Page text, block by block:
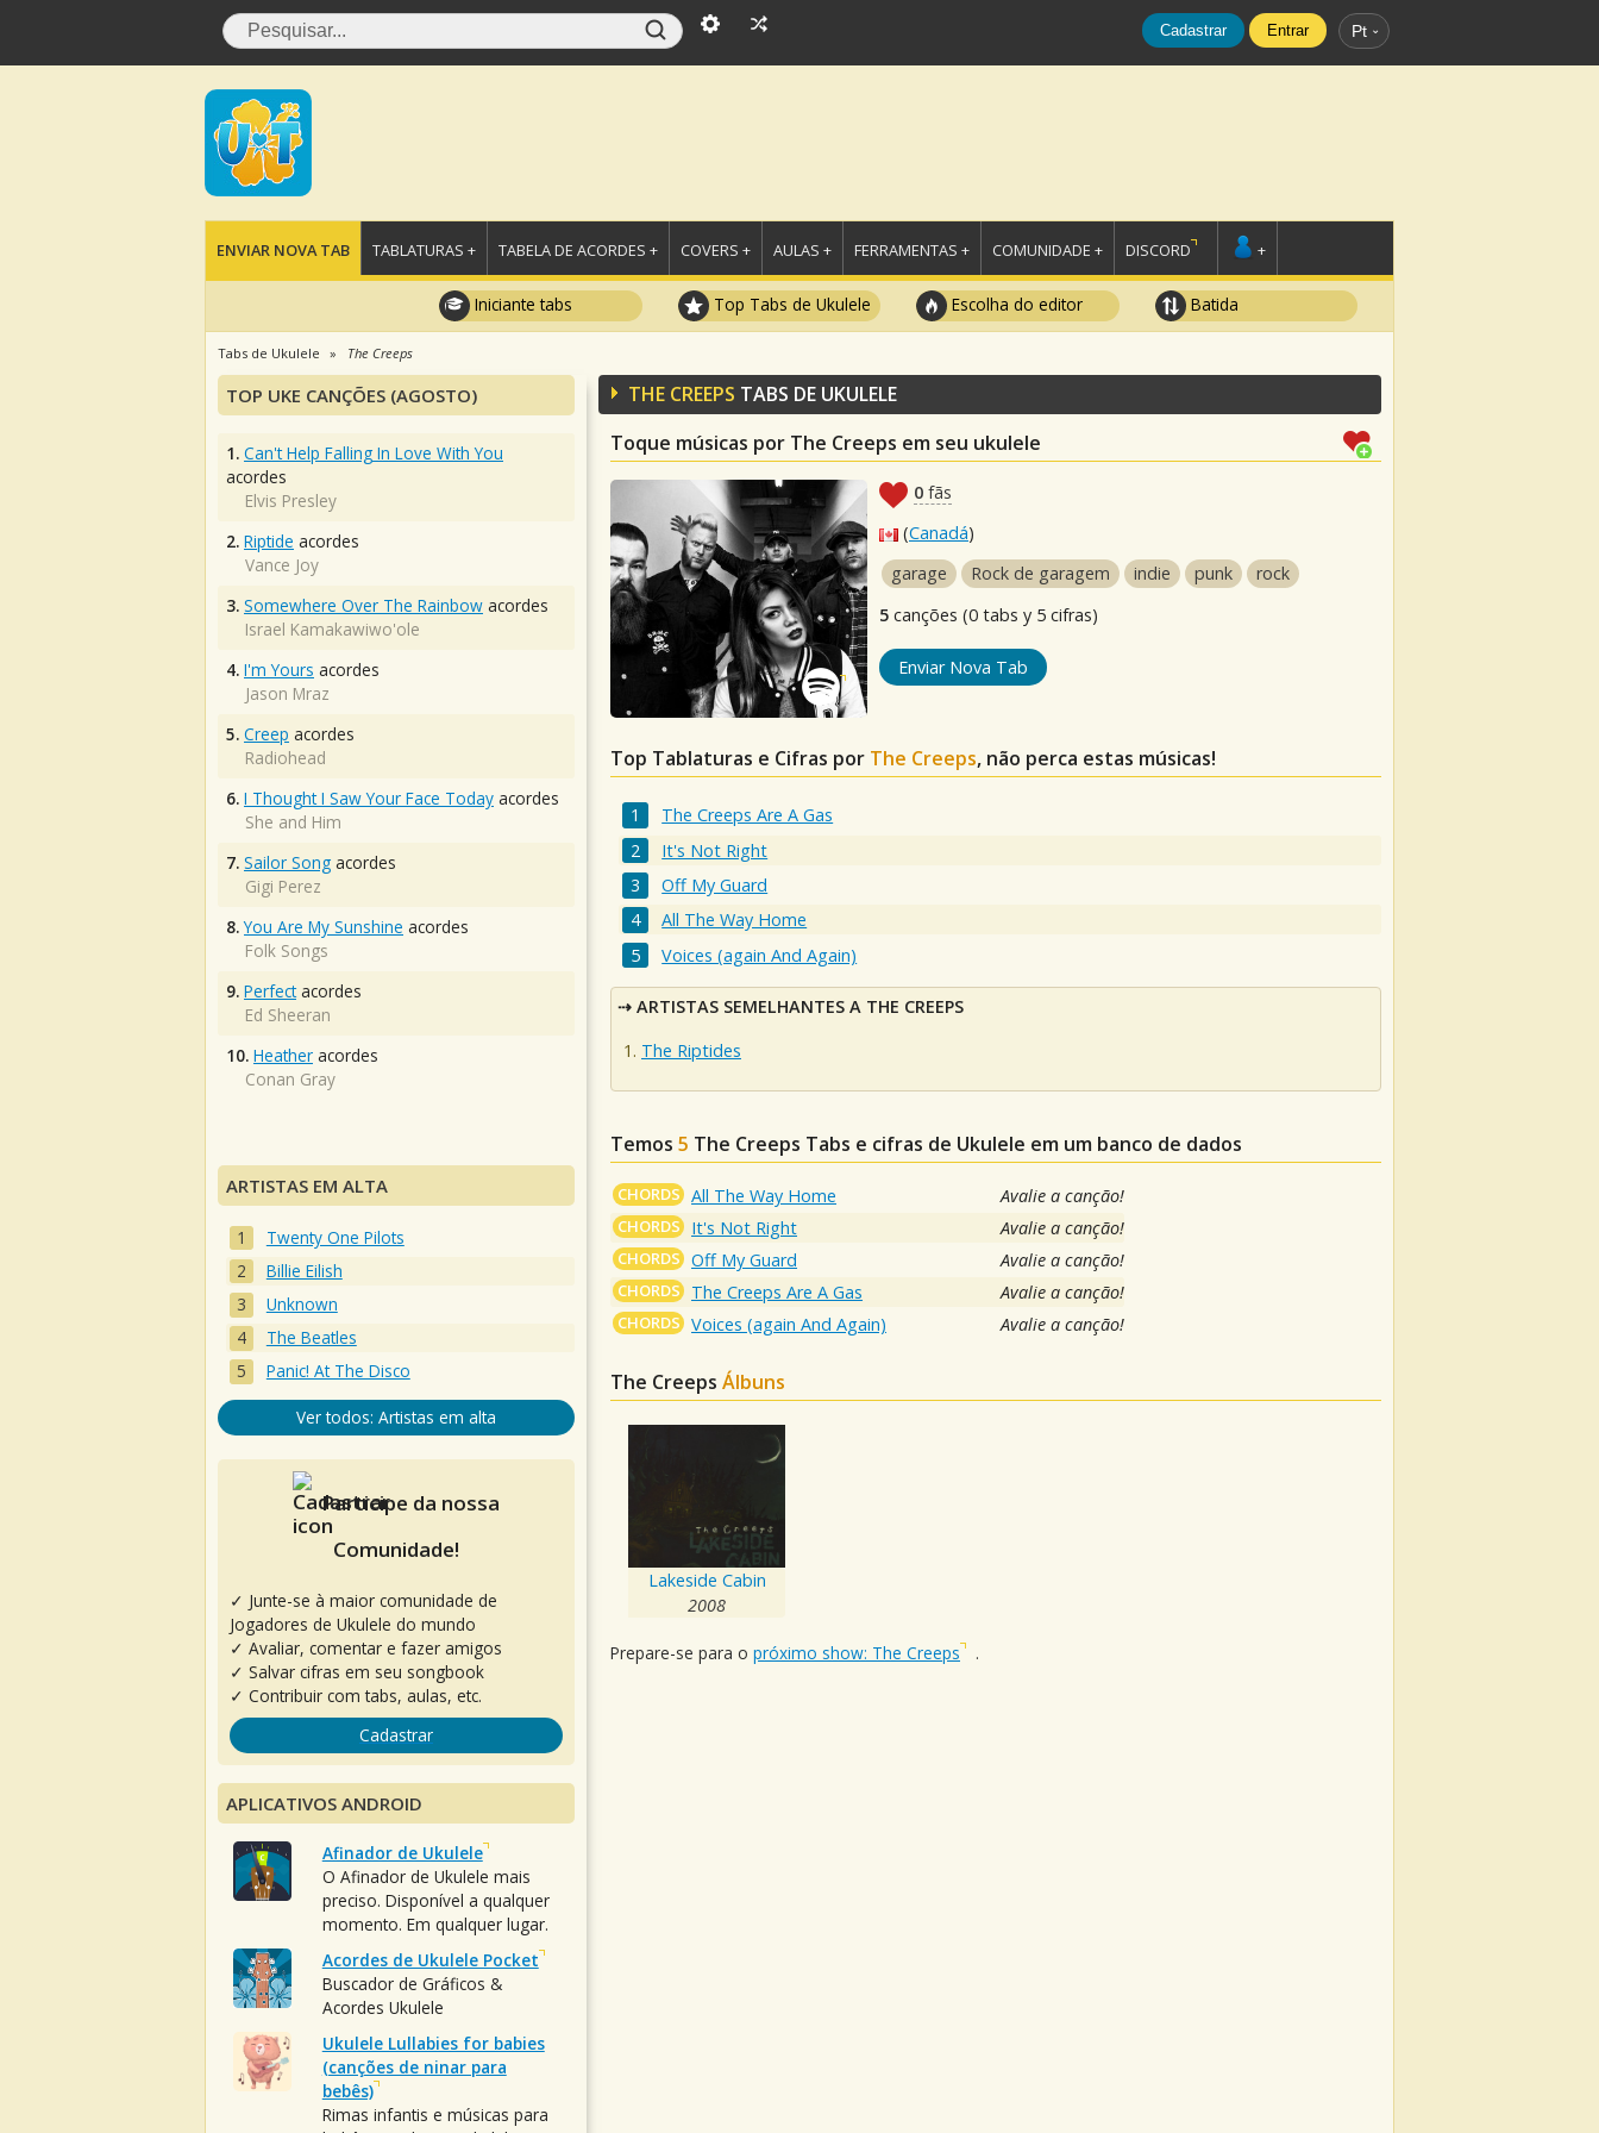
Cadastrar Entrar Pt
ENVIAR NOVA TAB TABLATURAS + TABELA DE ACORDES + COVERS + AULAS + FERRAMENTAS + COMUNIDADE + DISCORD +
Iniciante tabs Top Tabs de Ukulele Escolha do editor Batida
Tabs de Ukulele The Creeps
THE CREEPS TABS DE UKULELE
Toque músicas por The Creeps em seu ukulele
0 fãs
(Canadá)
garage
Rock de garagem indie punk
rock
5 canções (0 tabs y 5 cifras)
Enviar Nova Tab
Top Tablaturas e Cifras por The Creeps, não perca estas músicas!
The Creeps Are A Gas
It's Not Right
Off My Guard
All The Way Home
Voices (again And Again)
ARTISTAS SEMELHANTES A THE CREEPS
The Riptides
Temos 5 The Creeps Tabs e cifras de Ukulele em um banco de dados
CHORDS All The Way Home Avalie a canção!
CHORDS It's Not Right Avalie a canção!
CHORDS Off My Guard Avalie a canção!
CHORDS The Creeps Are A Gas Avalie a canção!
CHORDS Voices (again And Again) Avalie a canção!
The Creeps Álbuns
Lakeside Cabin
2008
Prepare-se para o próximo show: The Creeps .
TOP UKE CANÇÕES (AGOSTO)
1. Can't Help Falling In Love With You
acordes
Elvis Presley
2. Riptide acordes
Vance Joy
3. Somewhere Over The Rainbow acordes
Israel Kamakawiwo'ole
4. I'm Yours acordes
Jason Mraz
5. Creep acordes
Radiohead
6. I Thought I Saw Your Face Today acordes
She and Him
7. Sailor Song acordes
Gigi Perez
8. You Are My Sunshine acordes
Folk Songs
9. Perfectacordes
Ed Sheeran
10. Heather acordes
Conan Gray
ARTISTAS EM ALTA
Twenty One Pilots
Billie Eilish
Unknown
The Beatles
Panic! At The Disco
Ver todos: Artistas em alta
Participe da nossa
Comunidade!
✓ Junte-se à maior comunidade de
Jogadores de Ukulele do mundo
✓ Avaliar, comentar e fazer amigos
✓ Salvar cifras em seu songbook
✓ Contribuir com tabs, aulas, etc.
Cadastrar
APLICATIVOS ANDROID
Afinador de Ukulele
O Afinador de Ukulele mais
preciso. Disponível a qualquer
momento. Em qualquer lugar.
Acordes de Ukulele Pocket
Buscador de Gráficos &
Acordes Ukulele
Ukulele Lullabies for babies
(canções de ninar para
bebês)
Rimas infantis e músicas para